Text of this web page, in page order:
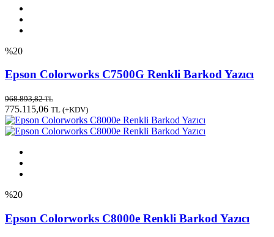
%20
Epson Colorworks C7500G Renkli Barkod Yazıcı
968.893,82TL
775.115,06 TL (+KDV)
%20
Epson Colorworks C8000e Renkli Barkod Yazıcı